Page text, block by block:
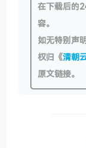
在下载后的
容。
如无特别声
权归《清朝
原文链接。